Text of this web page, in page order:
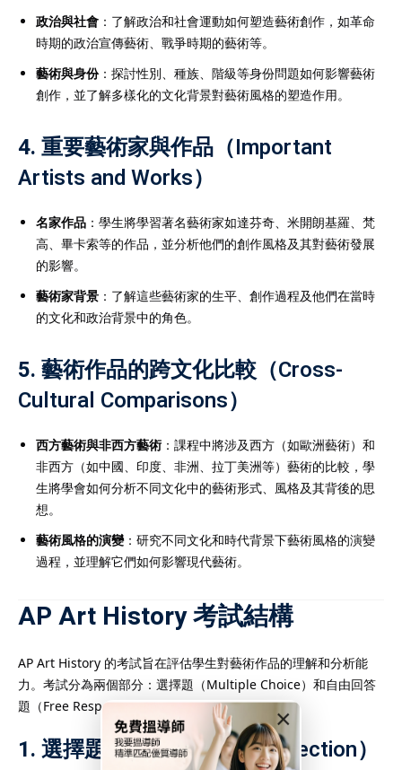
×
政治與社會 ：了解政治和社會運動如何塑造藝術創作，如革命
時期的政治宣傳藝術、戰爭時期的藝術等。
藝術與身份：探討性別、種族、階級等身份問題如何影響藝術
創作，並了解多樣化的文化背景對藝術風格的塑造作用。
4. 重要藝術家與作品（Important
Artists and Works）
名家作品 ：學生將學習著名藝術家如達芬奇、米開朗基羅、梵
高、畢卡索等的作品，並分析他們的創作風格及其對藝術發展
的影響。
藝術家背景 ：了解這些藝術家的生平、創作過程及他們在當時
的文化和政治背景中的角色。
5. 藝術作品的跨文化比較（Cross-
Cultural Comparisons）
西方藝術與非西方藝術 ：課程中將涉及西方（如歐洲藝術）和
非西方（如中國、印度、非洲、拉丁美洲等）藝術的比較，學
生將學會如何分析不同文化中的藝術形式、風格及其背後的思
想。
藝術風格的演變：研究不同文化和時代背景下藝術風格的演變
過程，並理解它們如何影響現代藝術。
AP Art History 考試結構
AP Art History 的考試旨在評估學生對藝術作品的理解和分析能
力。考試分為兩個部分：選擇題（Multiple Choice）和自由回答
題（Free Response）。
1. 選擇題（Multiple Choice Section）